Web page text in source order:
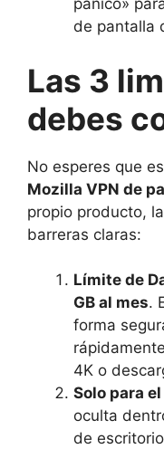
pánico»
de pantalla
Las 3
debes
No esperes que
Mozilla VPN de
propio producto,
barreras claras:
Límite de
GB al mes.
forma
4K o
Solo para
oculta
de